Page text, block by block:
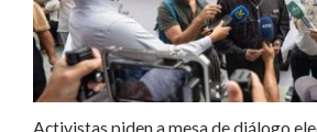
Activistas piden a mesa de diálogo